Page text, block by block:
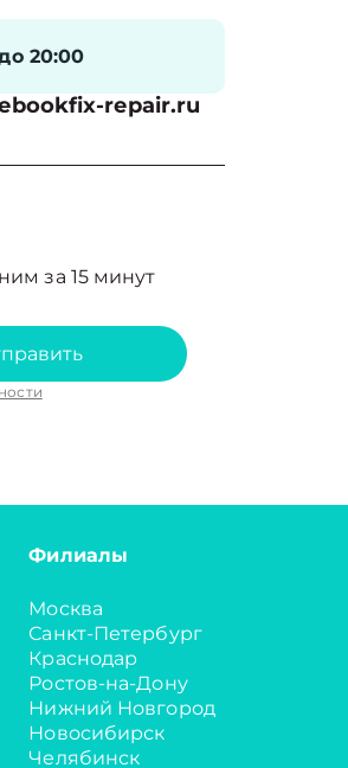
20:00
repair.ru
за 15 минут
Филиалы
Москва
Санкт-Петербург
Краснодар
Ростов-на-Дону
Нижний Новгород
Новосибирск
Челябинск